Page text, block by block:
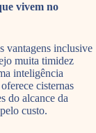
vivem no
vantagens inclusive
muita timidez
inteligência
cisternas
do alcance da
custo.